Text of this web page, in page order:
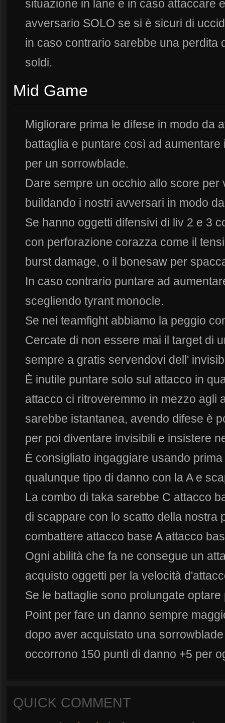
situazione in lane e in caso attaccare
avversario SOLO se si è sicuri di
in caso contrario sarebbe una perdita
soldi.
Mid Game
Migliorare prima le difese in modo da
battaglia e puntare così ad
per un sorrowblade.
Dare sempre un occhio allo score per
buildando i nostri avversari in modo
Se hanno oggetti difensivi di liv 2 e 3
con perforazione corazza come il
burst damage, o il bonesaw per
In caso contrario puntare ad
scegliendo tyrant monocle.
Se nei teamfight abbiamo la peggio
Cercate di non essere mai il target di
sempre a gratis servendovi dell'
È inutile puntare solo sul attacco in
attacco ci ritroveremmo in mezzo agli
sarebbe istantanea, avendo difese è
per poi diventare invisibili e insistere
È consigliato ingaggiare usando
qualunque tipo di danno con la A e
La combo di taka sarebbe C attacco
di scappare con lo scatto della nostra
combattere attacco base A attacco
Ogni abilità che fa ne consegue un
acquisto oggetti per la velocità
Se le battaglie sono prolungate
Point per fare un danno sempre
dopo aver acquistato una
occorrono 150 punti di danno +5 per
QUICK COMMENT